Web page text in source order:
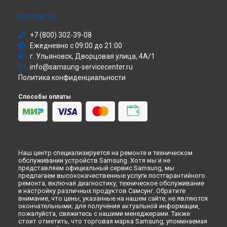
Моноблок
Атс
Смарт-часы
Варочная панель
Посудомоечная машина
Морозильная камера
Кондиционер
Духовой шкаф
Вытяжка
КОНТАКТЫ
+7 (800) 302-39-08
Ежедневно с 09:00 до 21:00
г. Ульяновск, Дворцовая улица, 4А/1
info@samsung-servicecenter.ru
Политика конфиденциальности
Способы оплаты
Наш центр специализируется на ремонте и техническом
обслуживании устройств Samsung. Хотя мы и не
представляем официальный сервис Samsung, мы
предлагаем высококачественные услуги постгарантийного
ремонта, включая диагностику, техническое обслуживание
и настройку различных продуктов Самсунг. Обратите
внимание, что цены, указанные на нашем сайте, не являются
окончательными; для получения актуальной информации,
пожалуйста, свяжитесь с нашими менеджерами. Также
стоит отметить, что торговая марка Samsung, упоминаемая